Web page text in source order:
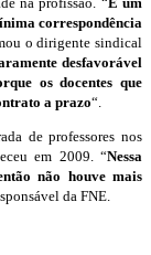
correspondência
o dirigente sindical
desfavorável
os docentes que
a prazo“.
de professores nos
em 2009. “Nessa
não houve mais
da FNE.